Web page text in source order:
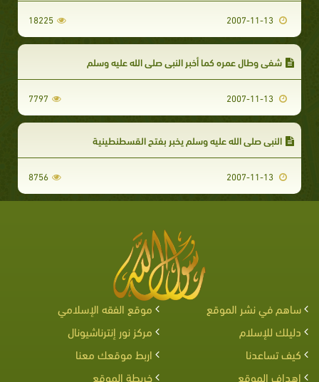
18225
شفي وطال عمره كما أخبر النبي صلى الله عليه وسلم
7797
النبي صلى الله عليه وسلم يخبر بفتح القسطنطينية
8756
ساهم في نشر الموقع
موقع الفقه الإسلامي
دليلك للإسلام
مركز نور إنترناشيونال
كيف تساعدنا
اربط موقعك معنا
اهداف الموقع
خريطة الموقع